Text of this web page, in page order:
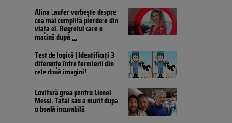
Alina Laufer vorbește despre
cea mai cumplită pierdere din
viața ei. Regretul care o
macină după...
Test de logică | Identificați 3
diferențe între fermierii din
cele două imagini!
Lovitură grea pentru Lionel
Messi. Tatăl său a murit după
o boală incurabilă